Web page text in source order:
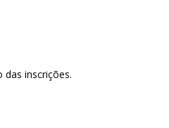
inscrições.